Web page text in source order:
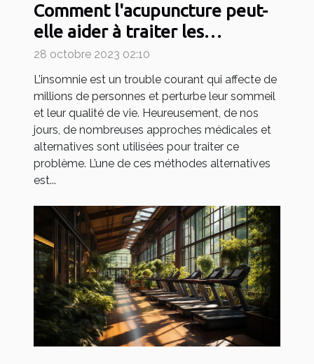
Comment l'acupuncture peut-
elle aider à traiter les
problèmes d'insomnie ?
28 octobre 2023 02:10
L’insomnie est un trouble courant qui affecte de
millions de personnes et perturbe leur sommeil
et leur qualité de vie. Heureusement, de nos
jours, de nombreuses approches médicales et
alternatives sont utilisées pour traiter ce
problème. L’une de ces méthodes alternatives
est...